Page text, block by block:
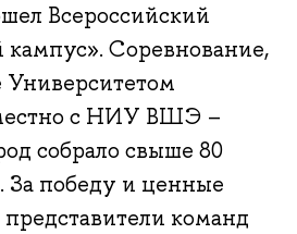
Всероссийский
кампус». Соревнование,
Университетом
с НИУ ВШЭ –
собрало свыше 80
За победу и ценные
команд